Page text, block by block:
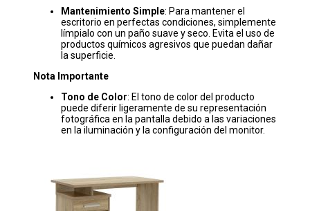
Mantenimiento Simple: Para mantener el
escritorio en perfectas condiciones, simplemente
límpialo con un paño suave y seco. Evita el uso de
productos químicos agresivos que puedan dañar
la superficie.
Nota Importante
Tono de Color: El tono de color del producto
puede diferir ligeramente de su representación
fotográfica en la pantalla debido a las variaciones
en la iluminación y la configuración del monitor.